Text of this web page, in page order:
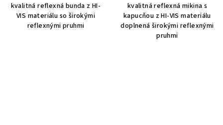
kvalitná reflexná bunda z HI-
VIS materiálu so širokými
reflexnými pruhmi
kvalitná reflexná mikina s
kapucňou z HI-VIS materiálu
doplnená širokými reflexnými
pruhmi